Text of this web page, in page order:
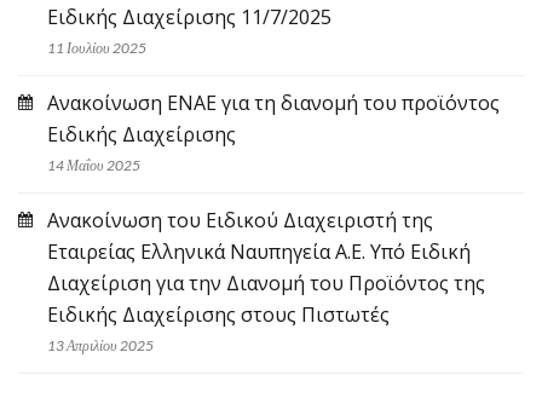
Ειδικής Διαχείρισης 11/7/2025
11 Ιουλίου 2025
Ανακοίνωση ΕΝΑΕ για τη διανομή του προϊόντος
Ειδικής Διαχείρισης
14 Μαΐου 2025
Ανακοίνωση του Ειδικού Διαχειριστή της
Εταιρείας Ελληνικά Ναυπηγεία Α.Ε. Υπό Ειδική
Διαχείριση για την Διανομή του Προϊόντος της
Ειδικής Διαχείρισης στους Πιστωτές
13 Απριλίου 2025